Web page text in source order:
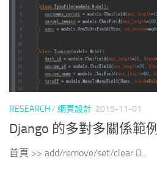
RESEARCH/ 網頁設計 2019-11-01
Django 的多對多關係範例
首頁 >> add/remove/set/clear D...